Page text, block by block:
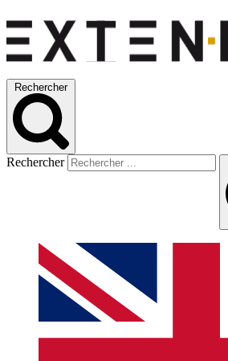
Rechercher
Rechercher